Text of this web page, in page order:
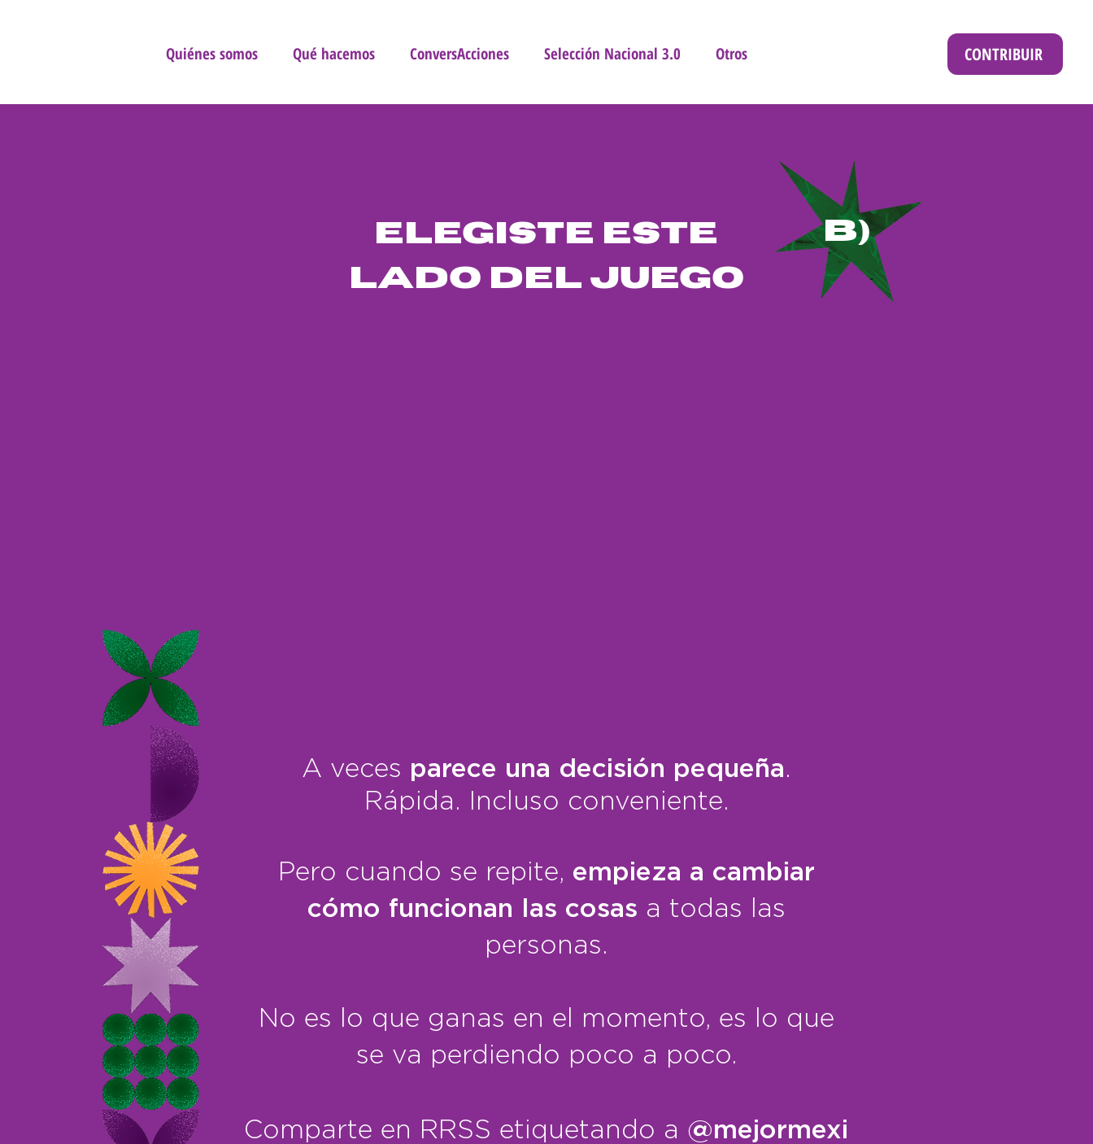
Quiénes somos Qué hacemos ConversAcciones Selección Nacional 3.0 Otros CONTRIBUIR
Elegiste este
lado del juego
b)
A veces parece una decisión pequeña.
Rápida. Incluso conveniente.
Pero cuando se repite, empieza a cambiar
cómo funcionan las cosas a todas las
personas.
No es lo que ganas en el momento, es lo que
se va perdiendo poco a poco.
Comparte en RRSS etiquetando a @mejormexi